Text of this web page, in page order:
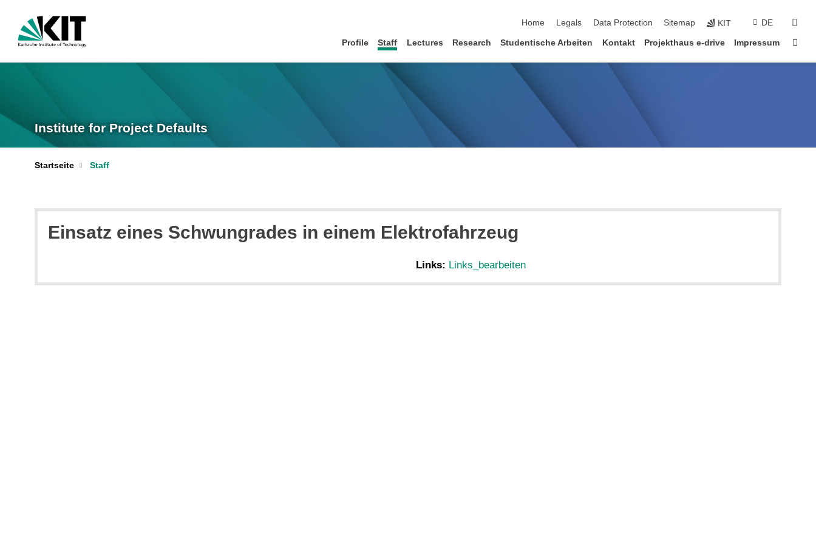
Home Legals Data Protection Sitemap KIT DE
Profile Staff Lectures Research Studentische Arbeiten Kontakt Projekthaus e-drive Impressum
Institute for Project Defaults
Startseite Staff
Einsatz eines Schwungrades in einem Elektrofahrzeug
Links: Links_bearbeiten